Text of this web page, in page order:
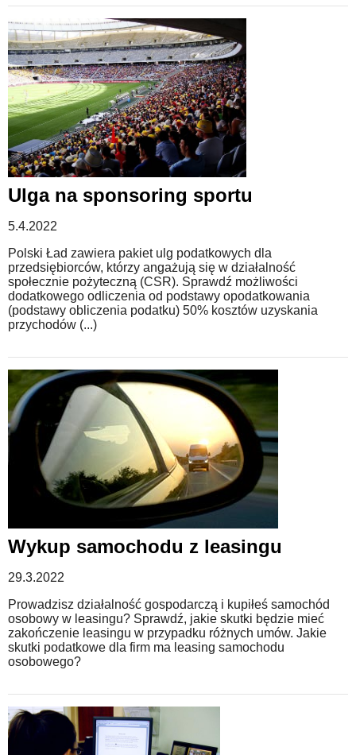
Ulga na sponsoring sportu
5.4.2022
Polski Ład zawiera pakiet ulg podatkowych dla
przedsiębiorców, którzy angażują się w działalność
społecznie pożyteczną (CSR). Sprawdź możliwości
dodatkowego odliczenia od podstawy opodatkowania
(podstawy obliczenia podatku) 50% kosztów uzyskania
przychodów (...)
Wykup samochodu z leasingu
29.3.2022
Prowadzisz działalność gospodarczą i kupiłeś samochód
osobowy w leasingu? Sprawdź, jakie skutki będzie mieć
zakończenie leasingu w przypadku różnych umów. Jakie
skutki podatkowe dla firm ma leasing samochodu
osobowego?